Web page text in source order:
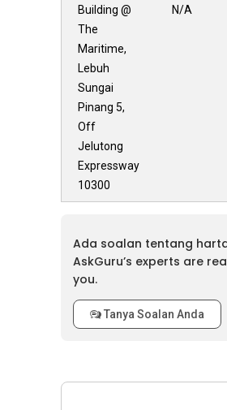
Building @
The
Maritime,
Lebuh
Sungai
Pinang 5,
Off
Jelutong
Expressway
10300
N/A
Ada soalan tentang
AskGuru’s experts are
you.
Tanya Soalan Anda